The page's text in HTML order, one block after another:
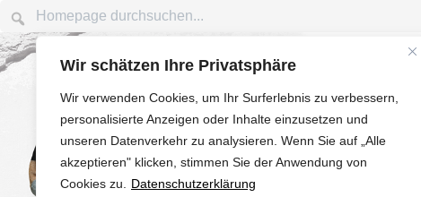
Wir schätzen Ihre Privatsphäre
Wir verwenden Cookies, um Ihr Surferlebnis zu verbessern,
personalisierte Anzeigen oder Inhalte einzusetzen und
unseren Datenverkehr zu analysieren. Wenn Sie auf „Alle
akzeptieren" klicken, stimmen Sie der Anwendung von
Cookies zu.
Datenschutzerklärung